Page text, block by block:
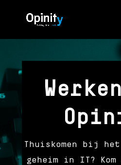
Thuiskomen bij het
geheim in IT?